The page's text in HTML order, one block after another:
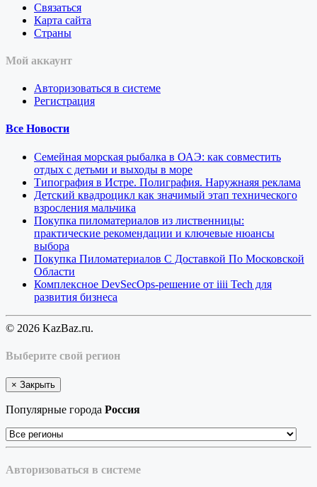
Связаться
Карта сайта
Страны
Мой аккаунт
Авторизоваться в системе
Регистрация
Все Новости
Семейная морская рыбалка в ОАЭ: как совместить
отдых с детьми и выходы в море
Типография в Истре. Полиграфия. Наружнаяя реклама
Детский квадроцикл как значимый этап технического
взросления мальчика
Покупка пиломатериалов из лиственницы:
практические рекомендации и ключевые нюансы
выбора
Покупка Пиломатериалов С Доставкой По Московской
Области
Комплексное DevSecOps-решение от iiii Tech для
развития бизнеса
© 2026 KazBaz.ru.
Выберите свой регион
× Закрыть
Популярные города Россия
Авторизоваться в системе